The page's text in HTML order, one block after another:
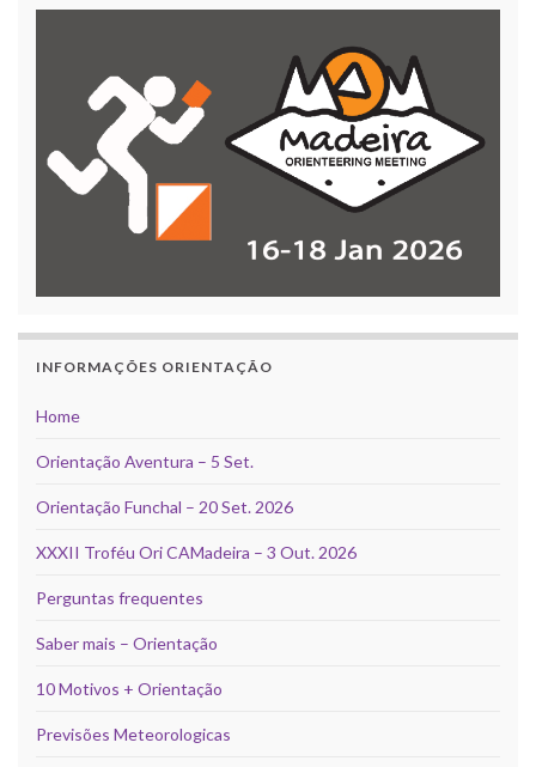
INFORMAÇÕES ORIENTAÇÃO
Home
Orientação Aventura – 5 Set.
Orientação Funchal – 20 Set. 2026
XXXII Troféu Ori CAMadeira – 3 Out. 2026
Perguntas frequentes
Saber mais – Orientação
10 Motivos + Orientação
Previsões Meteorologicas